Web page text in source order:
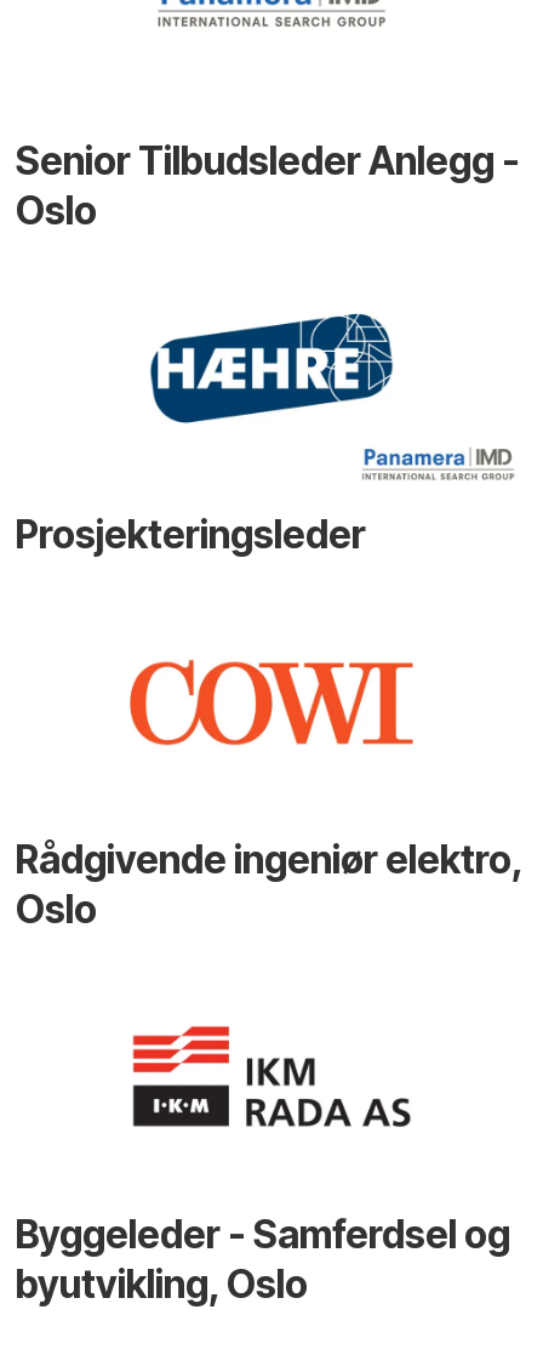
Senior Tilbudsleder Anlegg -
Oslo
Prosjekteringsleder
Rådgivende ingeniør elektro,
Oslo
Byggeleder - Samferdsel og
byutvikling, Oslo